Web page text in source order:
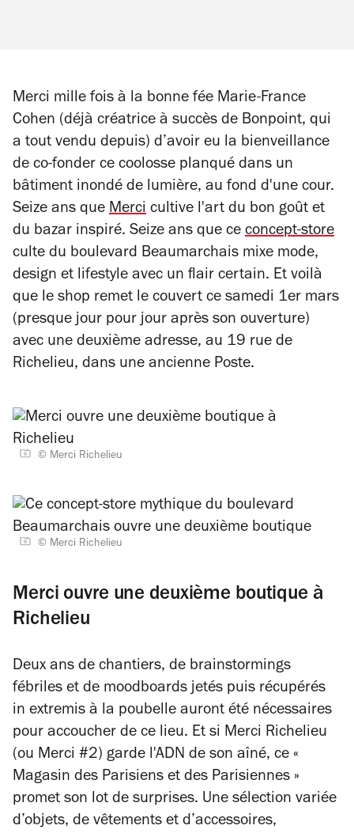
Merci mille fois à la bonne fée Marie-France
Cohen (déjà créatrice à succès de Bonpoint, qui
a tout vendu depuis) d’avoir eu la bienveillance
de co-fonder ce coolosse planqué dans un
bâtiment inondé de lumière, au fond d'une cour.
Seize ans que Merci cultive l'art du bon goût et
du bazar inspiré. Seize ans que ce concept-store
culte du boulevard Beaumarchais mixe mode,
design et lifestyle avec un flair certain. Et voilà
que le shop remet le couvert ce samedi 1er mars
(presque jour pour jour après son ouverture)
avec une deuxième adresse, au 19 rue de
Richelieu, dans une ancienne Poste.
© Merci Richelieu
© Merci Richelieu
Merci ouvre une deuxième boutique à
Richelieu
Deux ans de chantiers, de brainstormings
fébriles et de moodboardsjetés puis récupérés
in extremis à la poubelle auront été nécessaires
pour accoucher de ce lieu. Et si Merci Richelieu
(ou Merci #2) garde l'ADN de son aîné, ce «
Magasin des Parisiens et des Parisiennes »
promet son lot de surprises. Une sélection variée
d’objets, de vêtements et d’accessoires,